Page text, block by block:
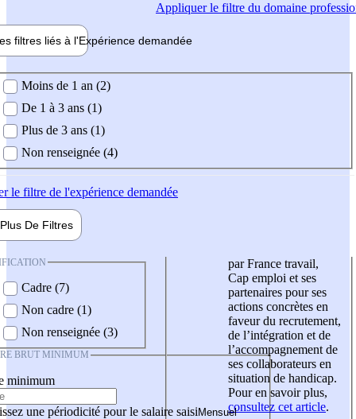
Appliquerle filtre du domaine
filtres liés à l'Expérience demandée
demandée
Moins de 1 an (2)
De 1 à 3 ans (1)
Plus de 3 ans (1)
Non renseignée (4)
le filtre de l'expérience demandée
Plus De Filtres
Cadre (7)
Non cadre (1)
Non renseignée (3)
BRUT MINIMUM
minimum
une périodicité pour le salaire saisi
par France travail,
Cap emploi et ses
partenaires pour ses
actions concrètes en
faveur du recrutement,
de l’intégration et de
l’accompagnement de
ses collaborateurs en
situation de handicap.
Pour en savoir plus,
consultez cet article.